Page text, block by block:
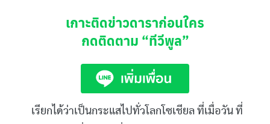
เกาะติดข่าวดาราก่อนใคร
กดติดตาม “ทีวีพูล”
เรียกได้ว่าเป็นกระแสไปทั่วโลกโซเชียล ที่เมื่อวัน ที่